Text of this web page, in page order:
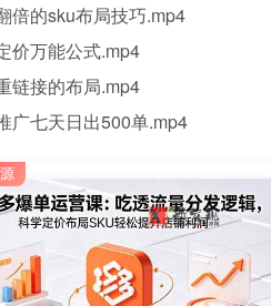
倍的sku布局技巧.mp4
价万能公式.mp4
链接的布局.mp4
广七天日出500单.mp4